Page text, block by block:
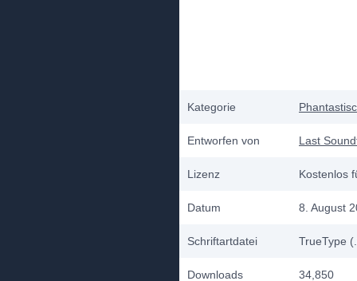
Kategorie
Entworfen von Last
Lizenz Kostenlos
Datum 8. August
Schriftartdatei TrueType
Downloads 34,850